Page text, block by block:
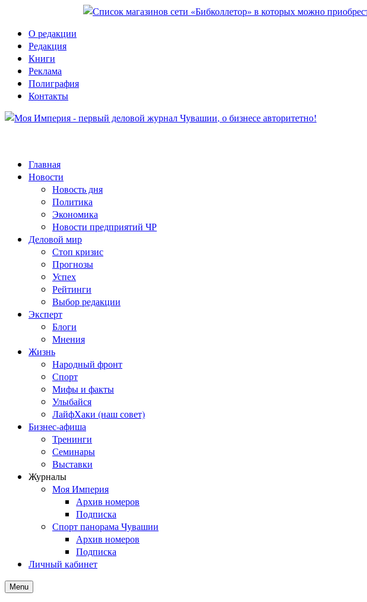
О редакции
Редакция
Книги
Реклама
Полиграфия
Контакты
Главная
Новости
Новость дня
Политика
Экономика
Новости предприятий ЧР
Деловой мир
Стоп кризис
Прогнозы
Успех
Рейтинги
Выбор редакции
Эксперт
Блоги
Мнения
Жизнь
Народный фронт
Спорт
Мифы и факты
Улыбайся
ЛайфХаки (наш совет)
Бизнес-афиша
Тренинги
Семинары
Выставки
Журналы
Моя Империя
Архив номеров
Подписка
Спорт панорама Чувашии
Архив номеров
Подписка
Личный кабинет
Menu